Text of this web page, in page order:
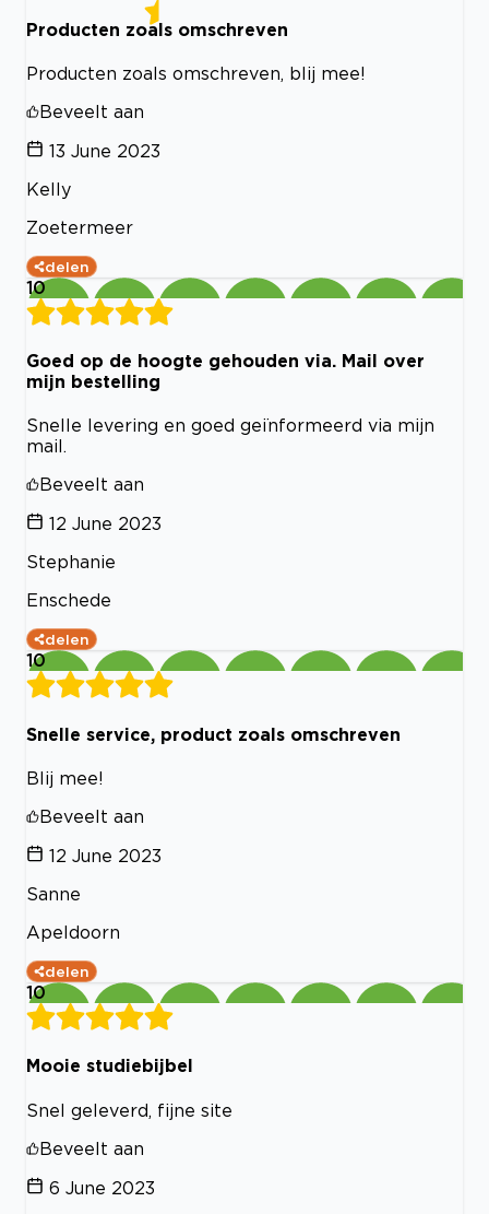
Producten zoals omschreven
Producten zoals omschreven, blij mee!
Beveelt aan
13 June 2023
Kelly
Zoetermeer
delen
10
Goed op de hoogte gehouden via. Mail over
mijn bestelling
Snelle levering en goed geïnformeerd via mijn
mail.
Beveelt aan
12 June 2023
Stephanie
Enschede
delen
10
Snelle service, product zoals omschreven
Blij mee!
Beveelt aan
12 June 2023
Sanne
Apeldoorn
delen
10
Mooie studiebijbel
Snel geleverd, fijne site
Beveelt aan
6 June 2023